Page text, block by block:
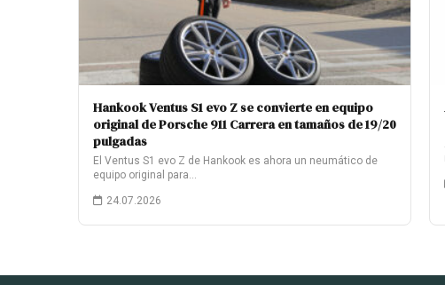
Hankook Ventus S1 evo Z se convierte en equipo
original de Porsche 911 Carrera en tamaños de 19/20
pulgadas
El Ventus S1 evo Z de Hankook es ahora un neumático de
equipo original para…
24.07.2026